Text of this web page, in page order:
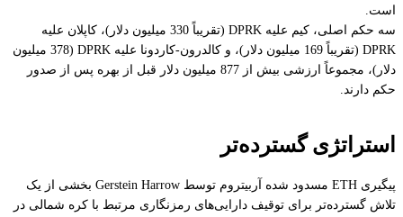
است.
سه حکم اصلی، کیم علیه DPRK (تقریباً 330 میلیون دلار)، کاپلان علیه
DPRK (تقریباً 169 میلیون دلار)، و کالدرون-کاردونا علیه DPRK (378 میلیون
دلار)، مجموعاً ارزشی بیش از 877 میلیون دلار قبل از بهره پس از صدور
حکم دارند.
استراتژی گسترده‌تر
پیگیری ETH مسدود شده آربیتروم توسط Gerstein Harrow بخشی از یک
تلاش گسترده‌تر برای توقیف دارایی‌های رمزنگاری مرتبط با کره شمالی در